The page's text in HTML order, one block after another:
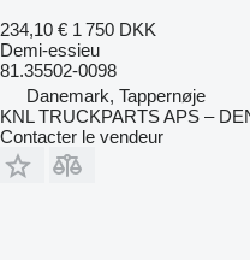
234,10 € 1 750 DKK
Demi-essieu
81.35502-0098
Danemark, Tappernøje
KNL TRUCKPARTS APS –
Contacter le vendeur